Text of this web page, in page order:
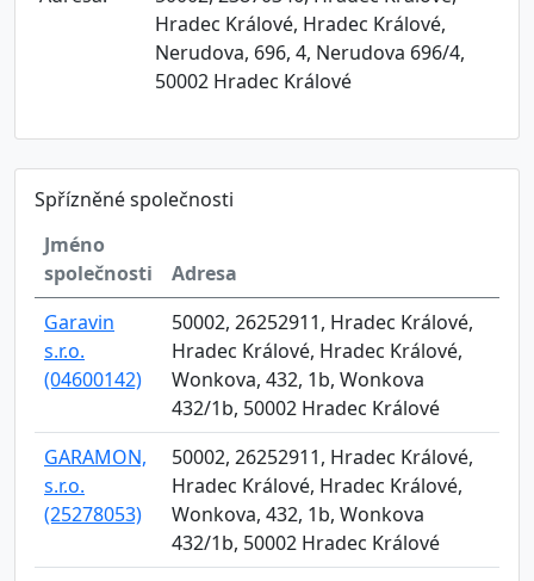
Hradec Králové, Hradec Králové,
Nerudova, 696, 4, Nerudova 696/4,
50002 Hradec Králové
Spřízněné společnosti
Jméno
společnosti
Adresa
Garavin
s.r.o.
(04600142)
50002, 26252911, Hradec Králové,
Hradec Králové, Hradec Králové,
Wonkova, 432, 1b, Wonkova
432/1b, 50002 Hradec Králové
GARAMON,
s.r.o.
(25278053)
50002, 26252911, Hradec Králové,
Hradec Králové, Hradec Králové,
Wonkova, 432, 1b, Wonkova
432/1b, 50002 Hradec Králové